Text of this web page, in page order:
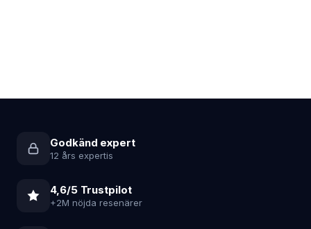
Godkänd expert
12 års expertis
4,6/5 Trustpilot
+2M nöjda resenärer